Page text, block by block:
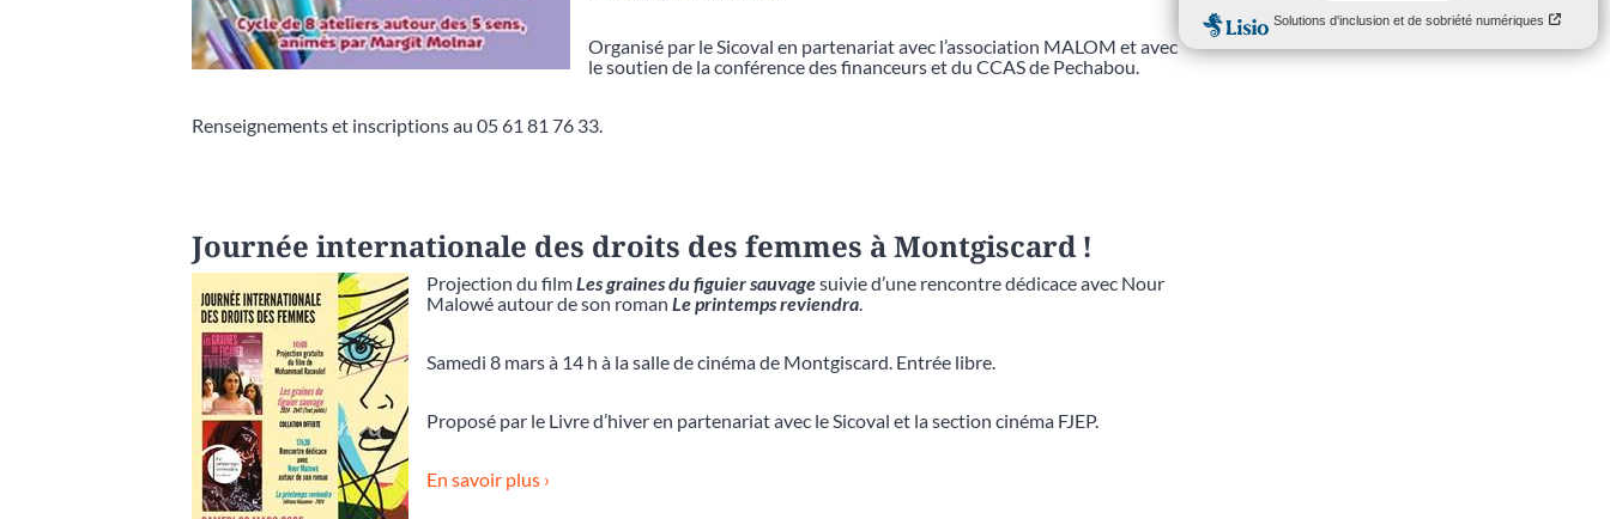
Organisé par le Sicoval en partenariat avec l’association MALOM et avec
le soutien de la conférence des financeurs et du CCAS de Pechabou.
Renseignements et inscriptions au 05 61 81 76 33.
Journée internationale des droits des femmes à Montgiscard !
Projection du filmLes graines du figuier sauvagesuivie d’une rencontre dédicace avec Nour
Malowé autour de son roman Le printemps reviendra
Samedi 8 mars à 14 h à la salle de cinéma de Montgiscard. Entrée libre.
Proposé par le Livre d’hiver en partenariat avec le Sicoval et la section cinéma FJEP.
En savoir plus ›